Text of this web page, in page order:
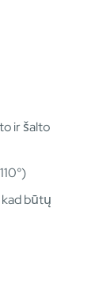
ir šalto
būtų